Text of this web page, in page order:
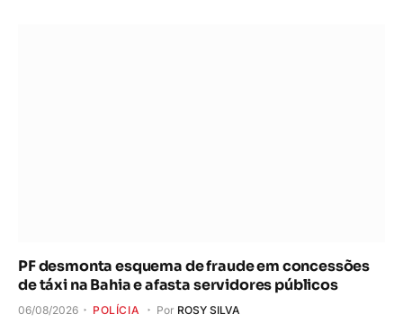
PF desmonta esquema de fraude em concessões
de táxi na Bahia e afasta servidores públicos
06/08/2026 POLÍCIA Por ROSY SILVA